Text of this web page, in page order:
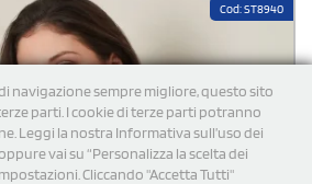
navigazione sempre migliore, questo sito
parti. I cookie di terze parti potranno
Leggi la nostra Informativa sull’uso dei
vai su “Personalizza la scelta dei
Cliccando "Accetta Tutti"
Cod: ST8940